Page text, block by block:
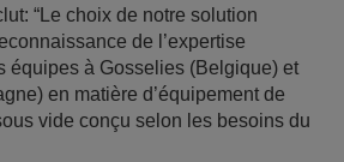
“Le choix de notre solution
de l’expertise
équipes à Gosselies (Belgique) et
en matière d’équipement de
vide conçu selon les besoins du